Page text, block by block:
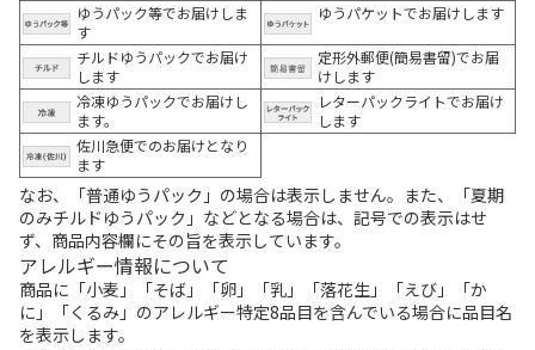
ゆうパック等でお届けしま
す
ゆうパケットでお届けします
チルドゆうパックでお届け
します
定形外郵便(簡易書留)でお届
けします
冷凍ゆうパックでお届けし
ます。
レターパックライトでお届け
します
佐川急便でのお届けとなり
ます
なお、「普通ゆうパック」の場合は表示しません。また、「夏期
のみチルドゆうパック」などとなる場合は、記号での表示はせ
ず、商品内容欄にその旨を表示しています。
アレルギー情報について
商品に「小麦」「そば」「卵」「乳」「落花生」「えび」「か
に」「くるみ」のアレルギー特定8品目を含んでいる場合に品目名
を表示します。